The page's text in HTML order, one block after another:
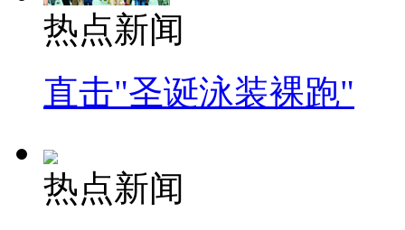
热点新闻
直击"圣诞泳装裸跑"
热点新闻